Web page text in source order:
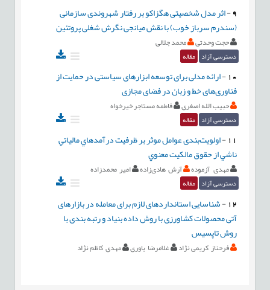
9
-اثر مدل شخصیتی هگزاکو بر رفتار شهروندی سازمانی
(سندرم سرباز خوب) با نقش میانجی نگرش شغلی پروتئین
حجت وحدتی محمد جلالی
دسترسی آزاد مقاله
10
-ارائه مدلی برای توسعه ابزارهای سیاستی در حمایت از
فناوری‌های خط و زبان در فضای مجازی
حبیب الله اصغری فاطمه مستاجر خیرخواه
دسترسی آزاد مقاله
11
-اولویت‌بندی عوامل موثر بر ظرفيت درآمدهاي مالياتي
ناشي از حقوق مالكيت معنوي
مهدی آزموده آرش هادی‌زاده امیر محمدزاده
دسترسی آزاد مقاله
12
-شناسایی استانداردهای لازم برای معامله در بازارهای
آتی محصولات کشاورزی با روش داده بنیاد و رتبه بندی با
روش تاپسیس
فرحناز کریمی نژاد غلامرضا یاوری مهدی کاظم نژاد